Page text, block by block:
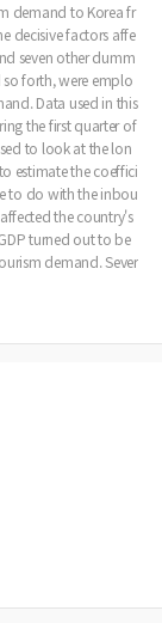
demand to Korea fr
decisive factors affe
seven other dumm
so forth, were emplo
Data used in this
the first quarter of
to look at the lon
estimate the coeffici
to do with the inbou
the country's
turned out to be
demand. Sever